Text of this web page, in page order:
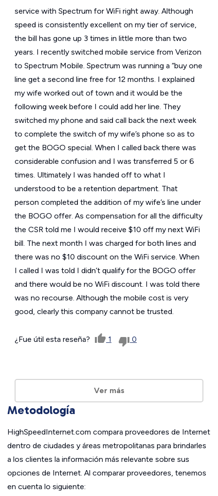
service with Spectrum for WiFi right away. Although
speed is consistently excellent on my tier of service,
the bill has gone up 3 times in little more than two
years. I recently switched mobile service from Verizon
to Spectrum Mobile. Spectrum was running a “buy one
line get a second line free for 12 months. I explained
my wife worked out of town and it would be the
following week before I could add her line. They
switched my phone and said call back the next week
to complete the switch of my wife’s phone so as to
get the BOGO special. When I called back there was
considerable confusion and I was transferred 5 or 6
times. Ultimately I was handed off to what I
understood to be a retention department. That
person completed the addition of my wife’s line under
the BOGO offer. As compensation for all the difficulty
the CSR told me I would receive $10 off my next WiFi
bill. The next month I was charged for both lines and
there was no $10 discount on the WiFi service. When
I called I was told I didn’t qualify for the BOGO offer
and there would be no WiFi discount. I was told there
was no recourse. Although the mobile cost is very
good, clearly this company cannot be trusted.
¿Fue útil esta reseña? 1 0
Ver más
Metodología
HighSpeedInternet.com compara proveedores de Internet
dentro de ciudades y áreas metropolitanas para brindarles
a los clientes la información más relevante sobre sus
opciones de Internet. Al comparar proveedores, tenemos
en cuenta lo siguiente: